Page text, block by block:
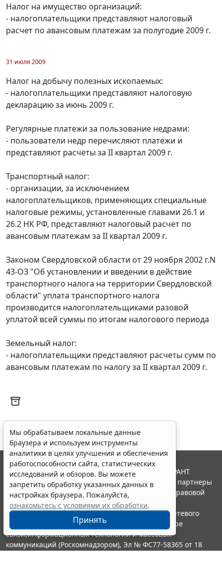
Налог на имущество организаций:
- налогоплательщики представляют налоговый
расчет по авансовым платежам за полугодие 2009 г.
31 июля 2009
Налог на добычу полезных ископаемых:
- налогоплательщики представляют налоговую
декларацию за июнь 2009 г.
Регулярные платежи за пользование недрами:
- пользователи недр перечисляют платежи и
представляют расчеты за II квартал 2009 г.
Транспортный налог:
- организации, за исключением
налогоплательщиков, применяющих специальные
налоговые режимы, установленные главами 26.1 и
26.2 НК РФ, представляют налоговый расчет по
авансовым платежам за II квартал 2009 г.
Законом Свердловской области от 29 ноября 2002 г.N
43-ОЗ "Об установлении и введении в действие
транспортного налога на территории Свердловской
области" уплата транспортного налога
производится налогоплательщиками разовой
уплатой всей суммы по итогам налогового периода
Земельный налог:
- налогоплательщики представляют расчеты сумм по
авансовым платежам по налогу за II квартал 2009 г.
Мы обрабатываем локальные данные
браузера и используем инструменты
аналитики в целях улучшения и обеспечения
работоспособности сайта, статистических
исследований и обзоров. Вы можете
запретить обработку указанных данных в
настройках браузера. Пожалуйста,
ознакомьтесь с условиями их обработки.
Принять
© ООО "НПП "ГАРАНТ-СЕРВИС", 2026. Система ГАРАНТ
выпускается с 1990 года. Компания "Гарант" и ее партнеры
являются участниками Российской ассоциации правовой
информации ГАРАНТ.
Портал ГАРАНТ.РУ зарегистрирован в качестве сетевого
издания Федеральной службой по надзору в сфере
связи,информационных технологий и массовых
коммуникаций (Роскомнадзором), Эл № ФС77-58365 от 18